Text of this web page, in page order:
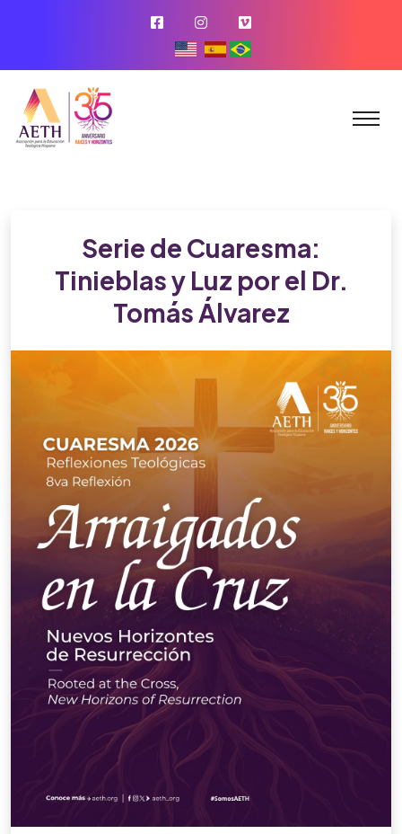
Serie de Cuaresma:
Tinieblas y Luz por el Dr.
Tomás Álvarez